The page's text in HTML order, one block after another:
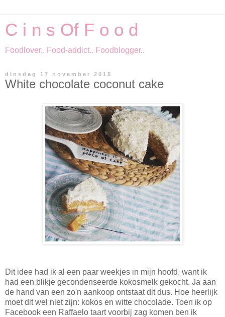
C i n s Of F o o d
Foodlover.. Food-addict.. Foodblogger..
dinsdag 17 november 2015
White chocolate coconut cake
Dit idee had ik al een paar weekjes in mijn hoofd, want ik
had een blikje gecondenseerde kokosmelk gekocht. Ja aan
de hand van een zo'n aankoop ontstaat dit dus. Hoe heerlijk
moet dit wel niet zijn: kokos en witte chocolade. Toen ik op
Facebook een Raffaelo taart voorbij zag komen ben ik